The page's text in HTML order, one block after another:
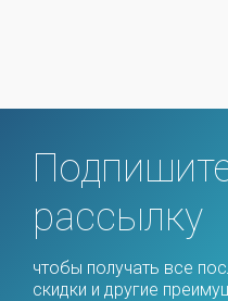
рассылку
чтобы получать все
скидки и другие